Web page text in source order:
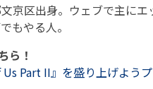
京区出身。ウェブで主にエ
もやる人。
ら！
Part II』を盛り上げよう